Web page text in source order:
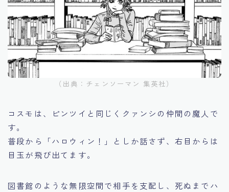
（出典：チェンソーマン 集英社）
コスモは、ピンツイと同じくクァンシの仲間の魔人で
す。
普段から「ハロウィン！」としか話さず、右目からは
目玉が飛び出てます。
図書館のような無限空間で相手を支配し、死ぬまでハ